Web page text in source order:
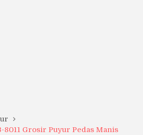
8011 Grosir Puyur Pedas Manis